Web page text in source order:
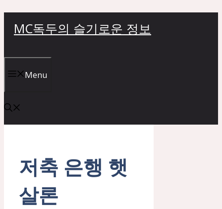
너
뛰
기
MC독두의 슬기로운 정보
Menu
저축 은행 햇
살론